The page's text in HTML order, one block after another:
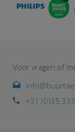
Voor vragen of
+31 (0)35